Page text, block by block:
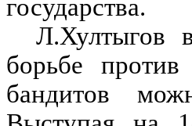
государства.
Л.Хултыгов
борьбе
бандитов